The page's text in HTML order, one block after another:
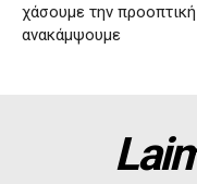
χάσουμε την
ανακάμψουμε